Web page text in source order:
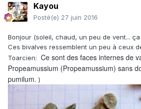
Kayou
Posté(e) 27 juin 2016
Bonjour (soleil, chaud, un peu de vent...
Ces bivalves ressemblent un peu à ceux
Toarcien: Ce sont des faces internes de
Propeamussium (Propeamussium) sans
pumilum. )